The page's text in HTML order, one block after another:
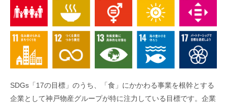
SDGs「17の目標」のうち、「食」にかかわる事業を根幹とする
企業として神戸物産グループが特に注力している 目標です。企業